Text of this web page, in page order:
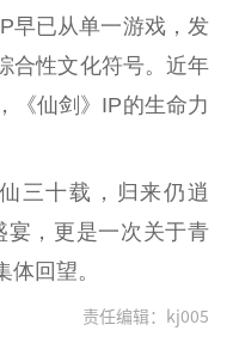
早已从单一游戏，发
合性文化符号。近年
《仙剑》IP的生命力
三十载，归来仍逍
宴，更是一次关于青
回望。
责任编辑：kj005